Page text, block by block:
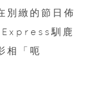
別緻的節日佈
馴鹿
相「呃